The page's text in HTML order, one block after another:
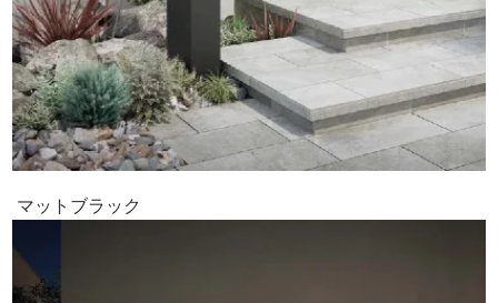
マットブラック